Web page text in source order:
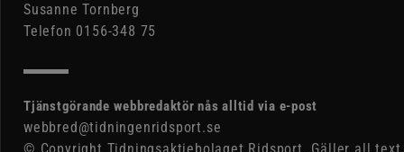
Susanne Tornberg
Telefon 0156-348 75
Tjänstgörande webbredaktör nås alltid via e-post
webbred@tidningenridsport.se